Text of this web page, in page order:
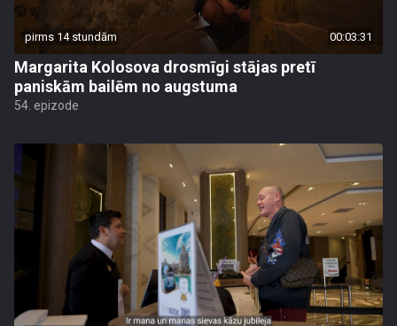
pirms 14 stundām 00:03:31
Margarita Kolosova drosmīgi stājas pretī
paniskām bailēm no augstuma
54. epizode